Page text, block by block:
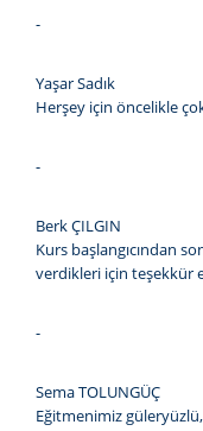
-
Yaşar Sadık
Herşey için öncelikle
-
Berk ÇILGIN
Kurs başlangıcından
verdikleri için teşekkür
-
Sema TOLUNGÜÇ
Eğitmenimiz